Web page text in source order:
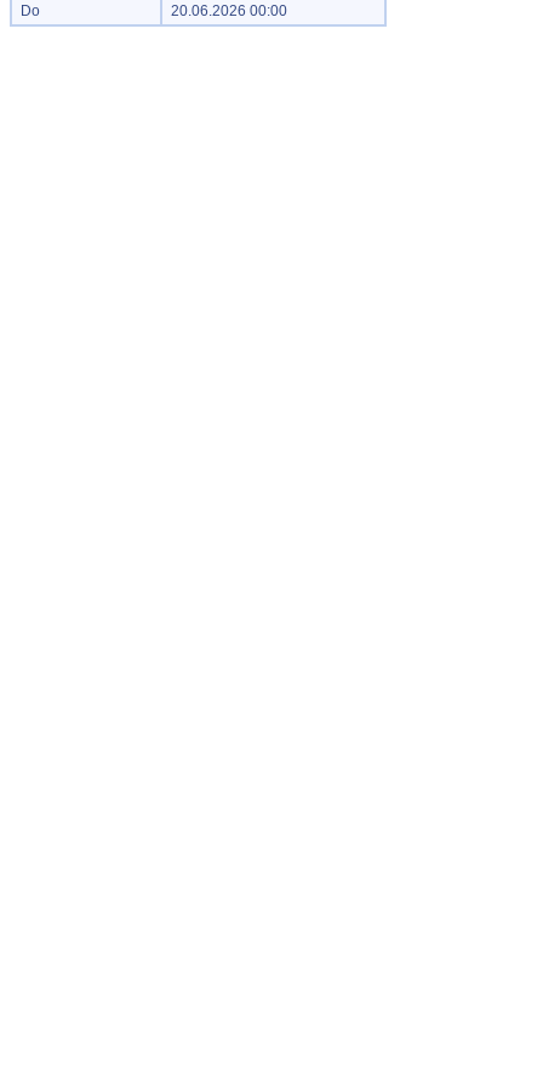
Do
20.06.2026 00:00